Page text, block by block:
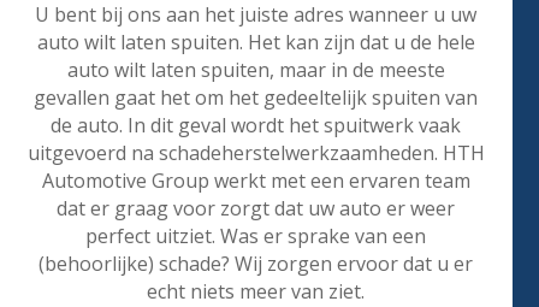
U bent bij ons aan het juiste adres wanneer u uw
auto wilt laten spuiten. Het kan zijn dat u de hele
auto wilt laten spuiten, maar in de meeste
gevallen gaat het om het gedeeltelijk spuiten van
de auto. In dit geval wordt het spuitwerk vaak
uitgevoerd na schadeherstelwerkzaamheden. HTH
Automotive Group werkt met een ervaren team
dat er graag voor zorgt dat uw auto er weer
perfect uitziet. Was er sprake van een
(behoorlijke) schade? Wij zorgen ervoor dat u er
echt niets meer van ziet.